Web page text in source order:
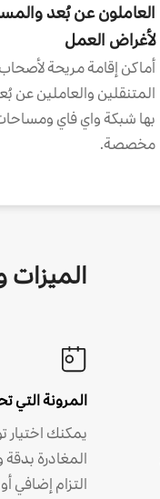
العاملون عن بُعد
لأغراض العمل
أماكن إقامة مريحة
المتنقلين والعاملين عن
بها شبكة واي فاي
مخصصة.
الميزات
المرونة التي
يمكنك
المغادرة بدقة
التزام إضافي